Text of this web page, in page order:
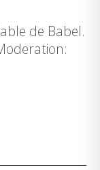
de Babel.